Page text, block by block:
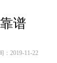
谱
：2019-11-22